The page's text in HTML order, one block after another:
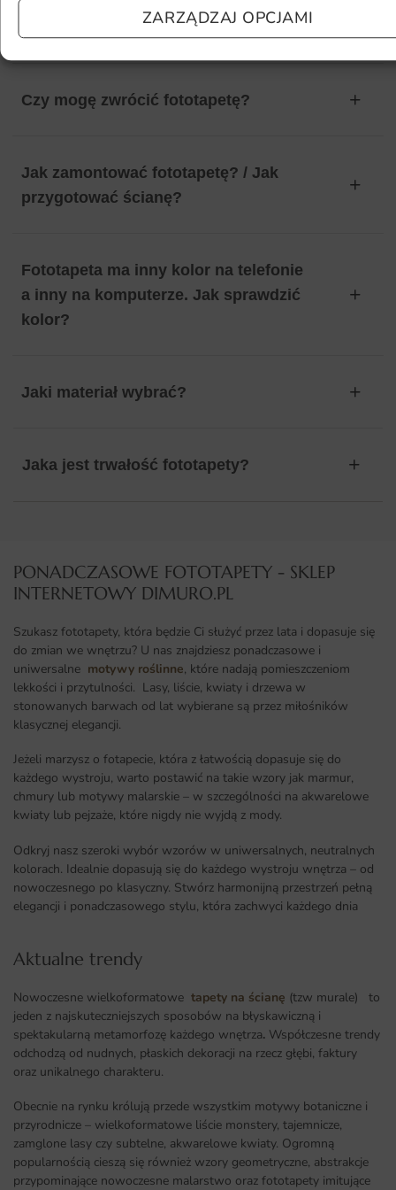
ZARZĄDZAJ OPCJAMI
Czy mogę zwrócić fototapetę?
Jak zamontować fototapetę? / Jak
przygotować ścianę?
Fototapeta ma inny kolor na telefonie
a inny na komputerze. Jak sprawdzić
kolor?
Jaki materiał wybrać?
Jaka jest trwałość fototapety?
PONADCZASOWE FOTOTAPETY - SKLEP
INTERNETOWY DIMURO.PL​
Szukasz fototapety, która będzie Ci służyć przez lata i dopasuje się
do zmian we wnętrzu? U nas znajdziesz ponadczasowe i
uniwersalne motywy roślinne, które nadają pomieszczeniom
lekkości i przytulności. Lasy, liście, kwiaty i drzewa w
stonowanych barwach od lat wybierane są przez miłośników
klasycznej elegancji.
Jeżeli marzysz o fotapecie, która z łatwością dopasuje się do
każdego wystroju, warto postawić na takie wzory jak marmur,
chmury lub motywy malarskie – w szczególności na akwarelowe
kwiaty lub pejzaże, które nigdy nie wyjdą z mody.
Odkryj nasz szeroki wybór wzorów w uniwersalnych, neutralnych
kolorach. Idealnie dopasują się do każdego wystroju wnętrza – od
nowoczesnego po klasyczny. Stwórz harmonijną przestrzeń pełną
elegancji i ponadczasowego stylu, która zachwyci każdego dnia
Aktualne trendy​
Nowoczesne wielkoformatowe tapety na ścianę (tzw murale) to
jeden z najskuteczniejszych sposobów na błyskawiczną i
spektakularną metamorfozę każdego wnętrza. Współczesne trendy
odchodzą od nudnych, płaskich dekoracji na rzecz głębi, faktury
oraz unikalnego charakteru.
Obecnie na rynku królują przede wszystkim motywy botaniczne i
przyrodnicze – wielkoformatowe liście monstery, tajemnicze,
zamglone lasy czy subtelne, akwarelowe kwiaty. Ogromną
popularnością cieszą się również wzory geometryczne, abstrakcje
przypominające nowoczesne malarstwo oraz fototapety imitujące